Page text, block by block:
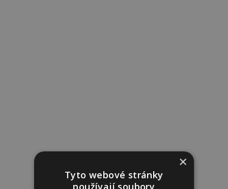
×
Tyto webové stránky
používají soubory